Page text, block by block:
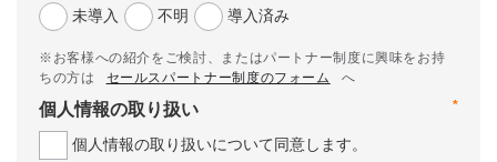
未導入
不明 導入済み
※お客様への紹介をご検討、またはパートナー制度に興味をお持
ちの方は
セールスパートナー制度のフォーム
へ
*
個人情報の取り扱い
個人情報の取り扱いについて同意します。